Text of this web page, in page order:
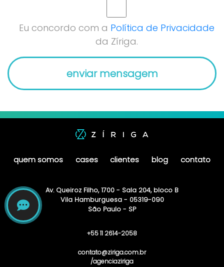
Eu concordo com a Política de Privacidade
da Zíriga.
quem somos cases clientes blog contato
Av. Queiroz Filho, 1700 - Sala 204, bloco B
Vila Hamburguesa - 05319-090
São Paulo - SP
+55 11 2614-2058
contato@ziriga.com.br
/agenciaziriga